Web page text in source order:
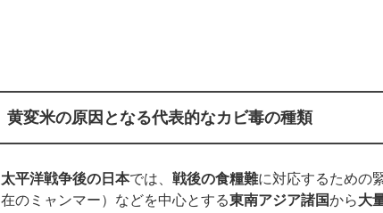
黄変米の原因となる代表的なカビ毒の種類
太平洋戦争後の日本では、 戦後の食糧難に対応するための
在のミャンマー）などを中心とする東南アジア諸国から大